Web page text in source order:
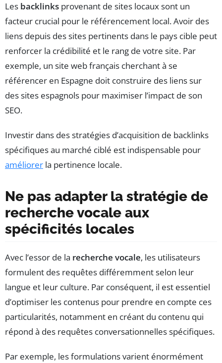
Les backlinks provenant de sites locaux sont un
facteur crucial pour le référencement local. Avoir des
liens depuis des sites pertinents dans le pays cible peut
renforcer la crédibilité et le rang de votre site. Par
exemple, un site web français cherchant à se
référencer en Espagne doit construire des liens sur
des sites espagnols pour maximiser l’impact de son
SEO.
Investir dans des stratégies d’acquisition de backlinks
spécifiques au marché ciblé est indispensable pour
améliorer la pertinence locale.
Ne pas adapter la stratégie de
recherche vocale aux
spécificités locales
Avec l’essor de la recherche vocale, les utilisateurs
formulent des requêtes différemment selon leur
langue et leur culture. Par conséquent, il est essentiel
d’optimiser les contenus pour prendre en compte ces
particularités, notamment en créant du contenu qui
répond à des requêtes conversationnelles spécifiques.
Par exemple, les formulations varient énormément